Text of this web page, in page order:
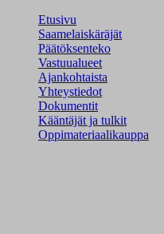
Etusivu
Saamelaiskäräjät
Päätöksenteko
Vastuualueet
Ajankohtaista
Yhteystiedot
Dokumentit
Kääntäjät ja tulkit
Oppimateriaalikauppa